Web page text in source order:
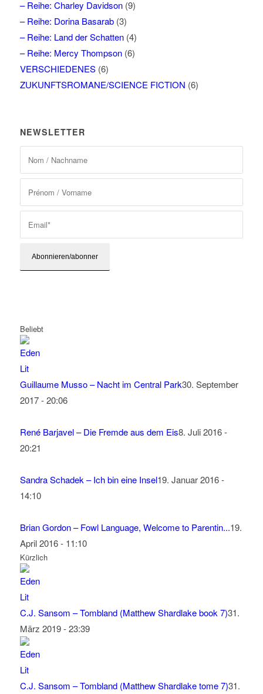
– Reihe: Charley Davidson(9)
– Reihe: Dorina Basarab(3)
– Reihe: Land der Schatten(4)
– Reihe: Mercy Thompson(6)
VERSCHIEDENES(6)
ZUKUNFTSROMANE/SCIENCE FICTION (6)
NEWSLETTER
Beliebt
Guillaume Musso – Nacht im Central Park30. September
2017 - 20:06
René Barjavel – Die Fremde aus dem Eis8. Juli 2016 -
20:21
Sandra Schadek – Ich bin eine Insel19. Januar 2016 -
14:10
Brian Gordon – Fowl Language, Welcome to Parentin...19.
April 2016 - 11:10
Kürzlich
C.J. Sansom – Tombland (Matthew Shardlake book 7)31.
März 2019 - 23:39
C.J. Sansom – Tombland (Matthew Shardlake tome 7)31.